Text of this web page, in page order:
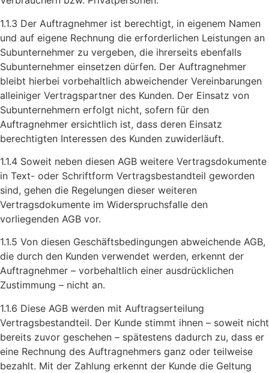
1.1.3 Der Auftragnehmer ist berechtigt, in eigenem Namen
und auf eigene Rechnung die erforderlichen Leistungen an
Subunternehmer zu vergeben, die ihrerseits ebenfalls
Subunternehmer einsetzen dürfen. Der Auftragnehmer
bleibt hierbei vorbehaltlich abweichender Vereinbarungen
alleiniger Vertragspartner des Kunden. Der Einsatz von
Subunternehmern erfolgt nicht, sofern für den
Auftragnehmer ersichtlich ist, dass deren Einsatz
berechtigten Interessen des Kunden zuwiderläuft.
1.1.4 Soweit neben diesen AGB weitere Vertragsdokumente
in Text- oder Schriftform Vertragsbestandteil geworden
sind, gehen die Regelungen dieser weiteren
Vertragsdokumente im Widerspruchsfalle den
vorliegenden AGB vor.
1.1.5 Von diesen Geschäftsbedingungen abweichende AGB,
die durch den Kunden verwendet werden, erkennt der
Auftragnehmer – vorbehaltlich einer ausdrücklichen
Zustimmung – nicht an.
1.1.6 Diese AGB werden mit Auftragserteilung
Vertragsbestandteil. Der Kunde stimmt ihnen – soweit nicht
bereits zuvor geschehen – spätestens dadurch zu, dass er
eine Rechnung des Auftragnehmers ganz oder teilweise
bezahlt. Mit der Zahlung erkennt der Kunde die Geltung